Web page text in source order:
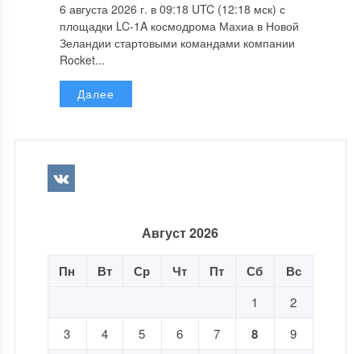
6 августа 2026 г. в 09:18 UTC (12:18 мск) с
площадки LC-1A космодрома Махиа в Новой
Зеландии стартовыми командами компании
Rocket...
Далее
Август 2026
Пн Вт Ср Чт Пт Сб Вс
1
2
3
4 5 6 7 8
9